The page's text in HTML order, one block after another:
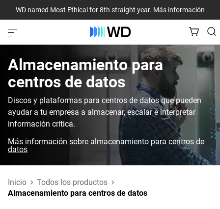
WD named Most Ethical for 8th straight year. Más información
Almacenamiento para
centros de datos
Discos y plataformas para centros de datos que pueden
ayudar a tu empresa a almacenar, escalar e interpretar
información crítica.
Más información sobre almacenamiento para centros de
datos
Inicio
Todos los productos
Almacenamiento para centros de datos